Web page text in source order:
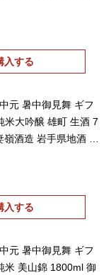
入する
元 暑中御見舞 ギフ
米大吟醸 雄町 生酒 7
酒造 岩手県地酒 酒
入する
元 暑中御見舞 ギフ
米 美山錦 1800ml 御